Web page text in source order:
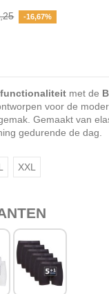
-16,67%
met de
voor de
Gemaakt van
gedurende de dag.
XXL